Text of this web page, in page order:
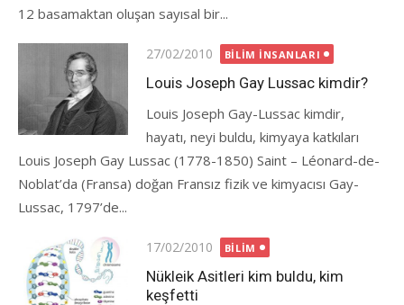
12 basamaktan oluşan sayısal bir...
Posted
on
27/02/2010 BILIM İNSANLARI
Louis Joseph Gay Lussac kimdir?
Louis Joseph Gay-Lussac kimdir,
hayatı, neyi buldu, kimyaya katkıları
Louis Joseph Gay Lussac (1778-1850) Saint – Léonard-de-
Noblat’da (Fransa) doğan Fransız fizik ve kimyacısı Gay-
Lussac, 1797’de...
Posted
on
17/02/2010 BILIM
Nükleik Asitleri kim buldu, kim
keşfetti